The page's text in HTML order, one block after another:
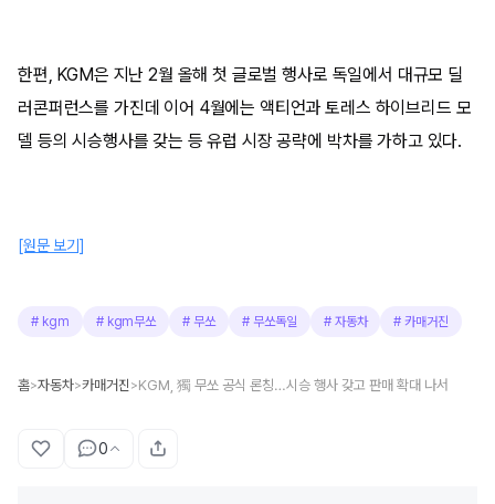
한편, KGM은 지난 2월 올해 첫 글로벌 행사로 독일에서 대규모 딜
러콘퍼런스를 가진데 이어 4월에는 액티언과 토레스 하이브리드 모
델 등의 시승행사를 갖는 등 유럽 시장 공략에 박차를 가하고 있다.
[원문 보기]
# kgm # kgm무쏘 # 무쏘 # 무쏘독일 # 자동차 # 카매거진
홈>자동차>카매거진 >KGM, 獨 무쏘 공식 론칭…시승 행사 갖고 판매 확대 나서
0